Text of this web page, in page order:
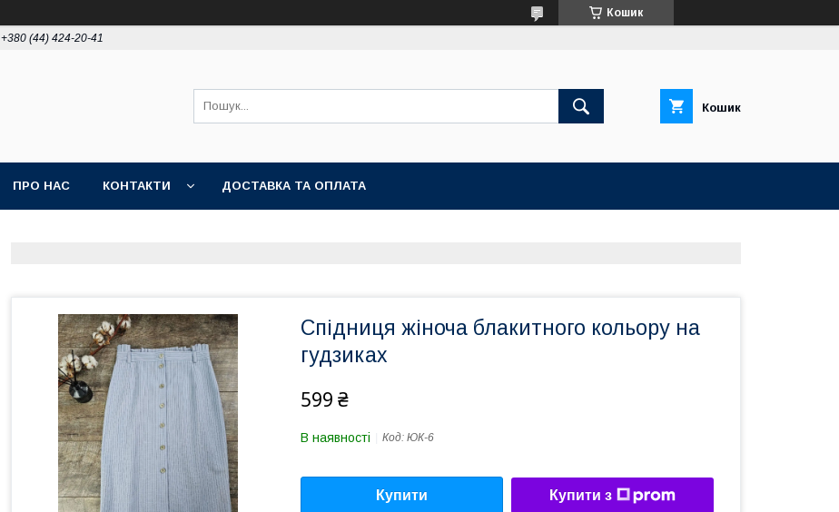
Кошик
+380 (44) 424-20-41
Кошик
ПРО НАС КОНТАКТИ ДОСТАВКА ТА ОПЛАТА
Спідниця жіноча блакитного кольору на
гудзиках
599 ₴
В наявності Код: ЮК-6
Купити Купити з